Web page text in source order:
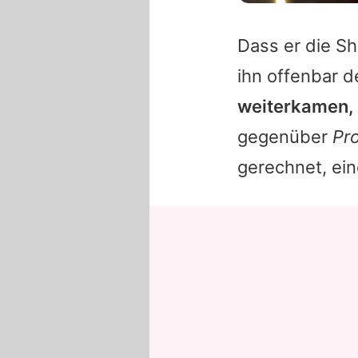
Dass er die
ihn offenbar
weiterkamen,
gegenüber
gerechnet,